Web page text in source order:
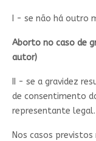
I - se não há outro
Aborto no caso de
autor)
II - se a gravidez
de consentimento
representante legal.
Nos casos